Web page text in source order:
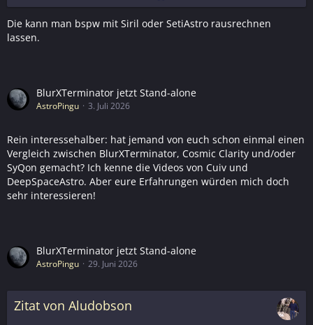
Die kann man bspw mit Siril oder SetiAstro rausrechnen
lassen.
BlurXTerminator jetzt Stand-alone
AstroPingu 3. Juli 2026
Rein interessehalber: hat jemand von euch schon einmal einen
Vergleich zwischen BlurXTerminator, Cosmic Clarity und/oder
SyQon gemacht? Ich kenne die Videos von Cuiv und
DeepSpaceAstro. Aber eure Erfahrungen würden mich doch
sehr interessieren!
BlurXTerminator jetzt Stand-alone
AstroPingu 29. Juni 2026
Zitat von Aludobson